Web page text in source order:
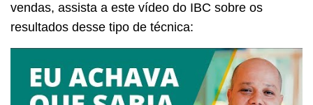
vendas, assista a este vídeo do IBC sobre os
resultados desse tipo de técnica: